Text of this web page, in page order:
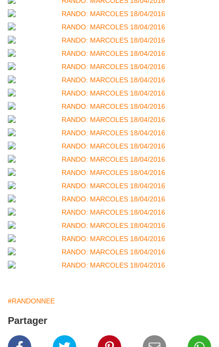
#RANDONNEE
Partager